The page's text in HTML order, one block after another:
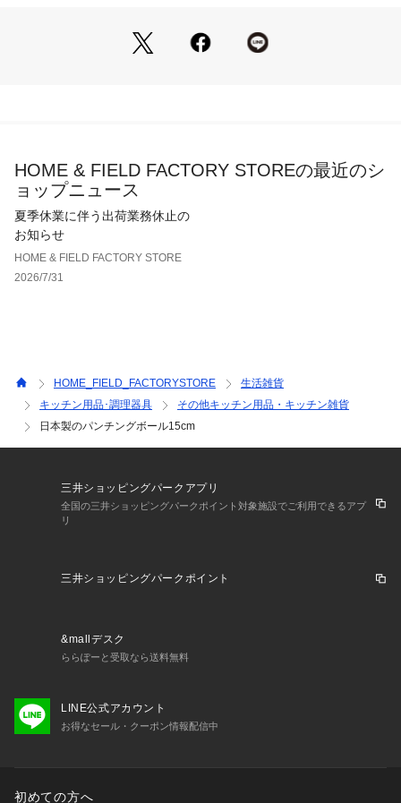
HOME & FIELD FACTORY STOREの最近のシ
ョップニュース
夏季休業に伴う出荷業務休止の
お知らせ
HOME & FIELD FACTORY STORE
2026/7/31
HOME_FIELD_FACTORYSTORE
生活雑貨
キッチン用品･調理器具
その他キッチン用品・キッチン雑貨
日本製のパンチングボール15cm
三井ショッピングパークアプリ
全国の三井ショッピングパークポイント対象施設でご利用できるアプ
リ
三井ショッピングパークポイント
&mallデスク
ららぽーと受取なら送料無料
LINE公式アカウント
お得なセール・クーポン情報配信中
初めての方へ